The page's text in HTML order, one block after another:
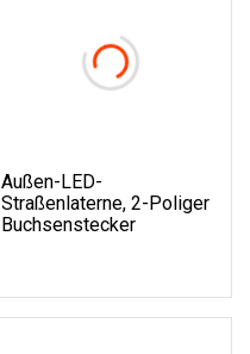
Außen-LED-
Straßenlaterne, 2-Poliger
Buchsenstecker